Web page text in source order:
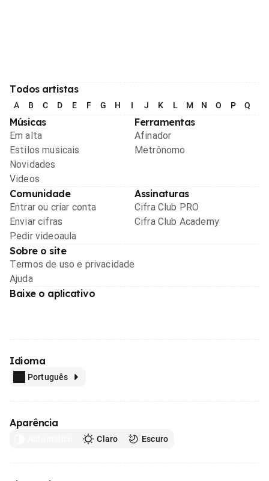
Todos artistas
A B C D E F G H I J K L M N O P Q
Músicas
Em alta
Estilos musicais
Novidades
Videos
Ferramentas
Afinador
Metrônomo
Comunidade
Entrar ou criar conta
Enviar cifras
Pedir videoaula
Assinaturas
Cifra Club PRO
Cifra Club Academy
Sobre o site
Termos de uso e privacidade
Ajuda
Baixe o aplicativo
Idioma
Português
Aparência
Claro Escuro